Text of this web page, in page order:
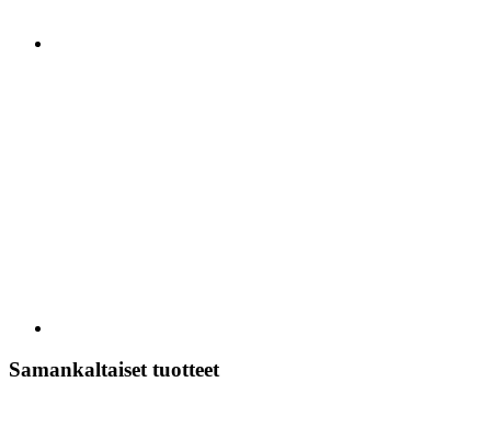
Samankaltaiset tuotteet